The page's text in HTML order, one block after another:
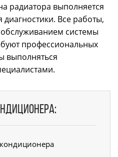
радиатора выполняется
Все работы,
системы
профессиональных
выполняться